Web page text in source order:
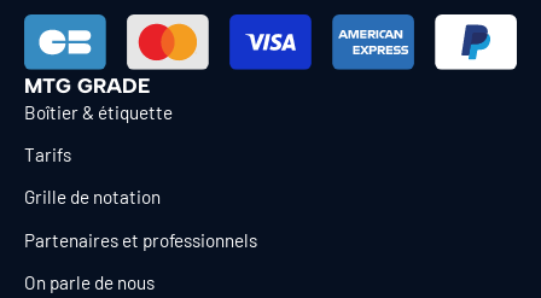
MTG GRADE
Boîtier & étiquette
Tarifs
Grille de notation
Partenaires et professionnels
On parle de nous